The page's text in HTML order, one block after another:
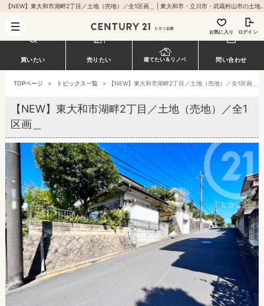
【NEW】東大和市湖畔2丁目／土地（売地）／全1区画＿ | 東大和市・立川市・武蔵村
お気に入り ログイン
買いたい 売りたい 建てたい＆リノベ 問い合わせ
TOPページ > トピックス一覧 > 【NEW】東大和市湖畔2丁目／土地（売地）／全1区画＿
【NEW】東大和市湖畔2丁目／土地（売地）／全1
区画＿